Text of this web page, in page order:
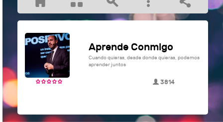
Aprende Conmigo
Cuando quieras, desde donde quieras, podemos
aprender juntos
3814